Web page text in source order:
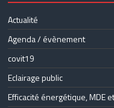
Actualité
Agenda / évènement
covit19
Eclairage public
Efficacité énergétique, MDE